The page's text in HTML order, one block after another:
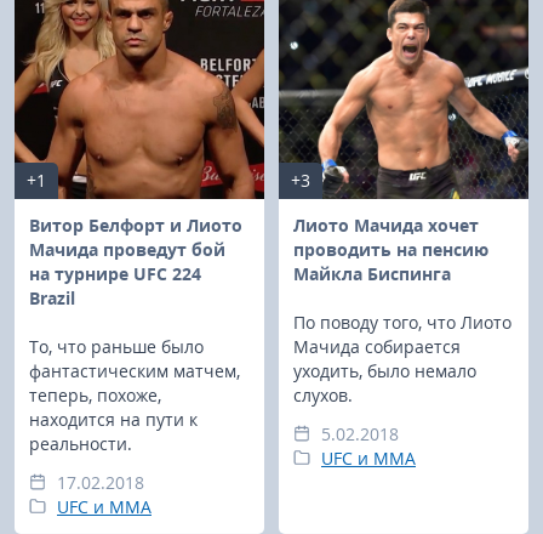
+1
Витор Белфорт и Лиото
Мачида проведут бой
на турнире UFC 224
Brazil
То, что раньше было
фантастическим матчем,
теперь, похоже,
находится на пути к
реальности.
17.02.2018
UFC и MMA
+3
Лиото Мачида хочет
проводить на пенсию
Майкла Биспинга
По поводу того, что Лиото
Мачида собирается
уходить, было немало
слухов.
5.02.2018
UFC и MMA